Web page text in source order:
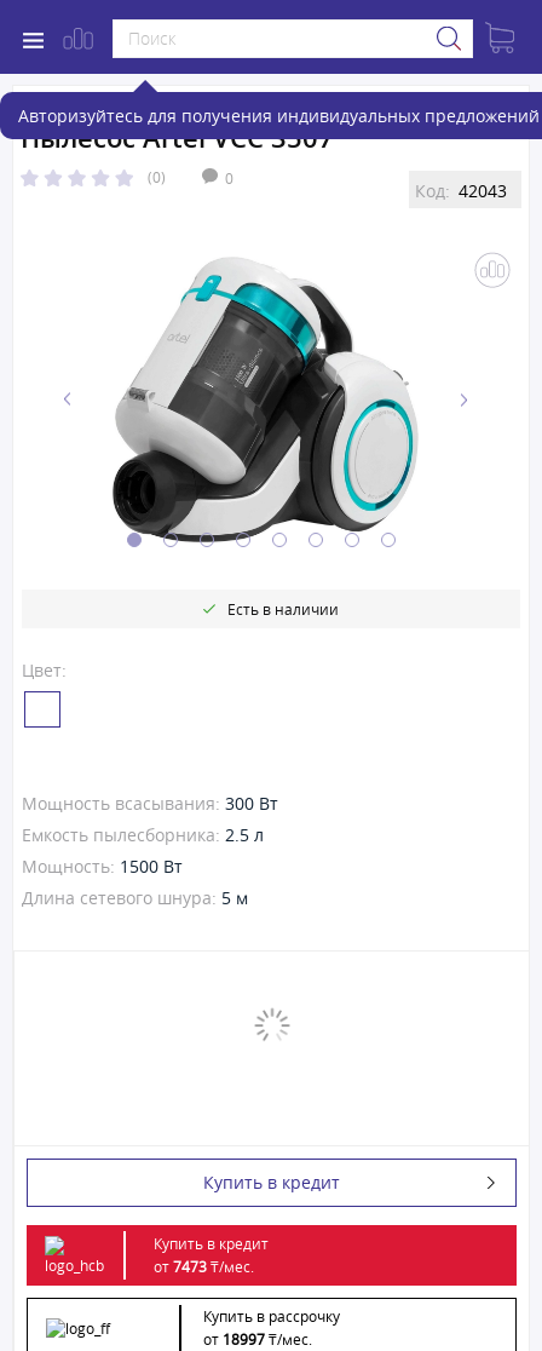
Авторизуйтесь для получения индивидуальных предложений
Пылесос Artel VCC 3507
(0) 0
Код: 42043
Цвет:
Есть в наличии
Мощность всасывания: 300 Вт
Емкость пылесборника: 2.5 л
Мощность: 1500 Вт
Длина сетевого шнура: 5 м
Купить в кредит
Купить в кредит
от7473₸/мес.
Купить в рассрочку
от 18997₸/мес.